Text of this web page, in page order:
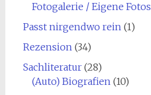
Fotogalerie / Eigene Fotos
Passt nirgendwo rein(1)
Rezension(34)
Sachliteratur(28)
(Auto) Biografien(10)